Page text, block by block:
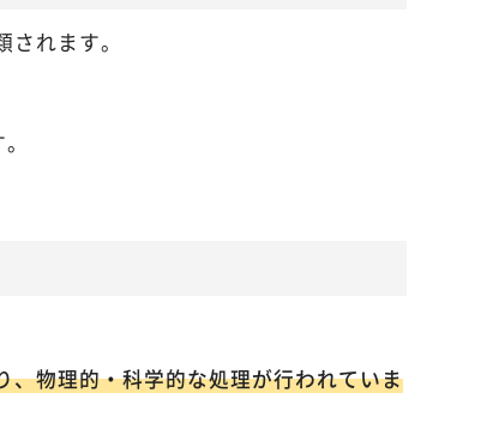
れます。
物理的・科学的な処理が行われていま